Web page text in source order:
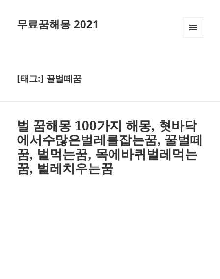
무료꿈해몽 2021
[태그:] 꿀벌떼꿈
벌 꿈해몽 100가지 해몽, 혓바닥
에서수많은벌레를잡는꿈, 꿀벌떼
꿈, 벌먹는꿈, 목에바퀴벌레먹는
꿈, 벌레치우는꿈